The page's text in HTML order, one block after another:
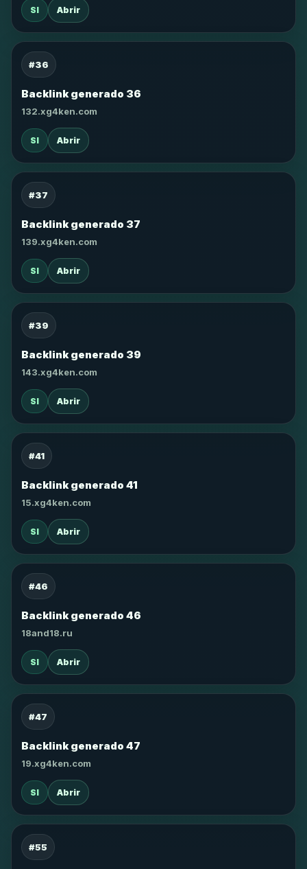
SI Abrir
#36
Backlink generado 36
132.xg4ken.com
SI Abrir
#37
Backlink generado 37
139.xg4ken.com
SI Abrir
#39
Backlink generado 39
143.xg4ken.com
SI Abrir
#41
Backlink generado 41
15.xg4ken.com
SI Abrir
#46
Backlink generado 46
18and18.ru
SI Abrir
#47
Backlink generado 47
19.xg4ken.com
SI Abrir
#55